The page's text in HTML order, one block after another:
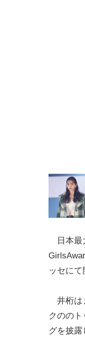
日本最
ッセに
井桁は
クのの
グを披露